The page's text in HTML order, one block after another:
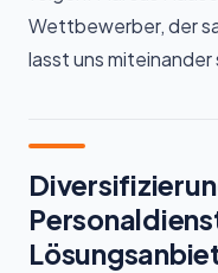
Wettbewerber, der
lasst uns miteinander